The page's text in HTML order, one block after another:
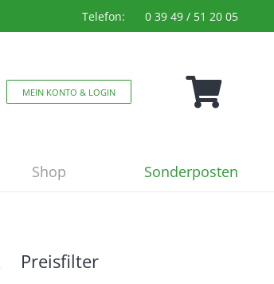
Telefon: 0 39 49 / 51 20 05
MEIN KONTO & LOGIN
Shop Sonderposten
Preisfilter